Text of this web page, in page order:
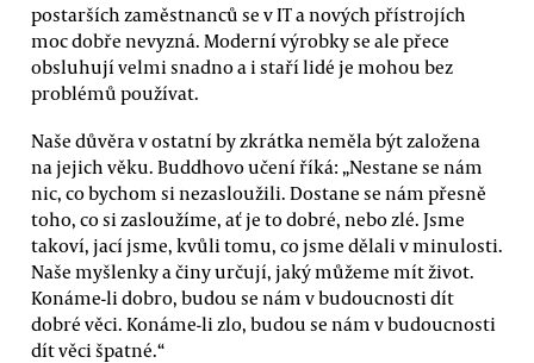
postarších zaměstnanců se v IT a nových přístrojích
moc dobře nevyzná. Moderní výrobky se ale přece
obsluhují velmi snadno a i staří lidé je mohou bez
problémů používat.
Naše důvěra v ostatní by zkrátka neměla být založena
na jejich věku. Buddhovo učení říká: „Nestane se nám
nic, co bychom si nezasloužili. Dostane se nám přesně
toho, co si zasloužíme, ať je to dobré, nebo zlé. Jsme
takoví, jací jsme, kvůli tomu, co jsme dělali v minulosti.
Naše myšlenky a činy určují, jaký můžeme mít život.
Konáme-li dobro, budou se nám v budoucnosti dít
dobré věci. Konáme-li zlo, budou se nám v budoucnosti
dít věci špatné.“